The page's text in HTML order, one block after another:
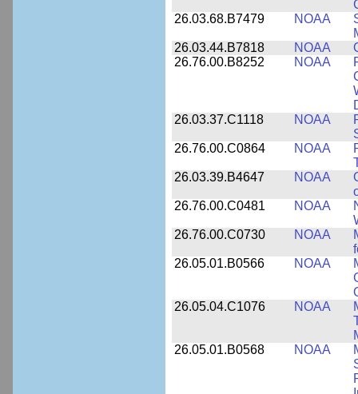
26.03.68.B7479
NOAA
26.03.44.B7818
NOAA
26.76.00.B8252
NOAA
26.03.37.C1118
NOAA
26.76.00.C0864
NOAA
26.03.39.B4647
NOAA
26.76.00.C0481
NOAA
26.76.00.C0730
NOAA
26.05.01.B0566
NOAA
26.05.04.C1076
NOAA
26.05.01.B0568
NOAA